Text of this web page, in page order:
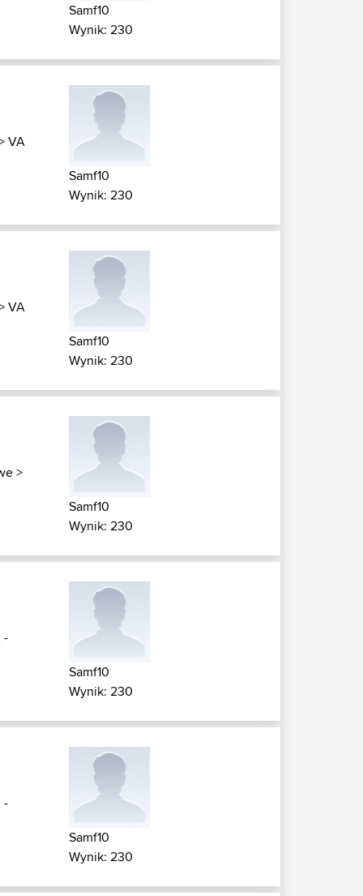
Samf10
Wynik: 230
VA
Samf10
Wynik: 230
VA
Samf10
Wynik: 230
>
Samf10
Wynik: 230
-
Samf10
Wynik: 230
-
Samf10
Wynik: 230